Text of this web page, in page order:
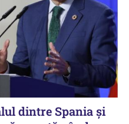
dintre Spania și